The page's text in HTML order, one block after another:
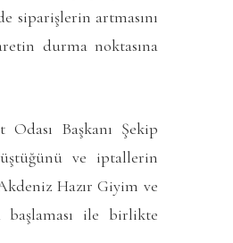
siparişlerin artmasını
durma noktasına
Başkanı Şekip
ve iptallerin
Hazır Giyim ve
başlaması ile birlikte